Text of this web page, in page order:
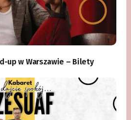
up w Warszawie – Bilety